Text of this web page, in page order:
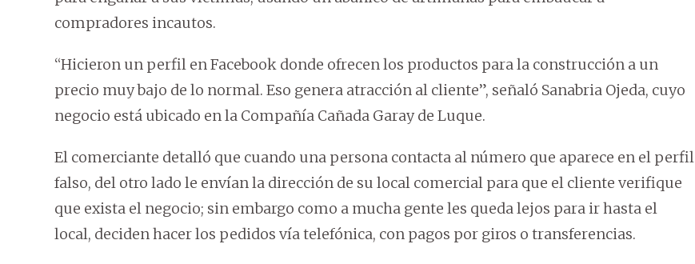
compradores incautos.
“Hicieron un perfil en Facebook donde ofrecen los productos para la construcción a un
precio muy bajo de lo normal. Eso genera atracción al cliente”, señaló Sanabria Ojeda, cuyo
negocio está ubicado en la Compañía Cañada Garay de Luque.
El comerciante detalló que cuando una persona contacta al número que aparece en el perfil
falso, del otro lado le envían la dirección de su local comercial para que el cliente verifique
que exista el negocio; sin embargo como a mucha gente les queda lejos para ir hasta el
local, deciden hacer los pedidos vía telefónica, con pagos por giros o transferencias.